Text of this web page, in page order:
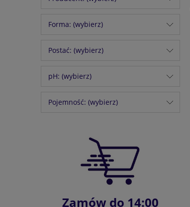
Forma: (wybierz)
Postać: (wybierz)
pH: (wybierz)
Pojemność: (wybierz)
Zamów do 14:00